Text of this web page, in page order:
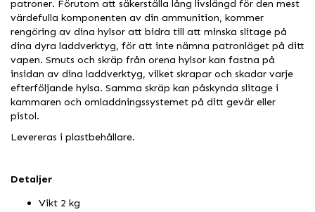
patroner. Förutom att säkerställa lång livslängd för den mest
värdefulla komponenten av din ammunition, kommer
rengöring av dina hylsor att bidra till att minska slitage på
dina dyra laddverktyg, för att inte nämna patronläget på ditt
vapen. Smuts och skräp från orena hylsor kan fastna på
insidan av dina laddverktyg, vilket skrapar och skadar varje
efterföljande hylsa. Samma skräp kan påskynda slitage i
kammaren och omladdningssystemet på ditt gevär eller
pistol.
Levereras i plastbehållare.
Detaljer
Vikt 2 kg